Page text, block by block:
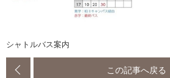
シャトルバス案内
この記事へ戻る